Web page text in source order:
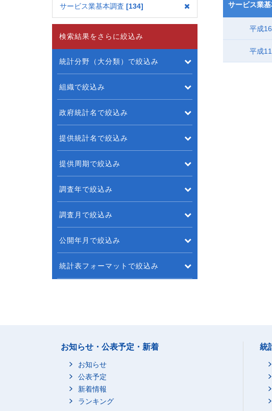
サービス業基本調査 134 サービス業
平成
平成
検索結果をさらに絞込み
統計分野（大分類）で絞込み
組織で絞込み
政府統計名で絞込み
提供統計名で絞込み
提供周期で絞込み
調査年で絞込み
調査月で絞込み
公開年月で絞込み
統計表フォーマットで絞込み
お知らせ・公表予定・新着
お知らせ
公表予定
新着情報
ランキング
統